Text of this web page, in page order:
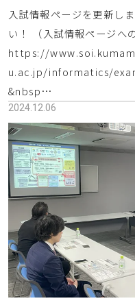
関連動画
在校生・卒
入試情報ページを更新し
い！ （入試情報ページへ
https://
u.ac.jp/informatics/
&nbsp…
2024.12.06